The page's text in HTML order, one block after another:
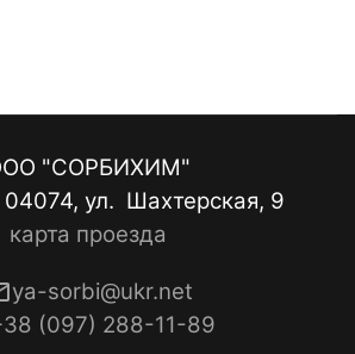
"СОРБИХИМ"
04074, ул. Шахтерская, 9
карта проезда
ya-sorbi@ukr.net
(097) 288-11-89